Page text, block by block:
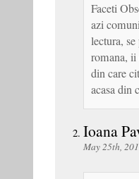
Faceti
azi
lectura,
romana, ii
din care
acasa din
Ioana
May 25th,